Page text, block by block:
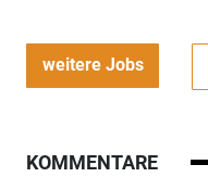
weitere Jobs
KOMMENTARE